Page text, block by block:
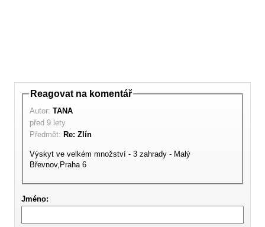
Reagovat na komentář
Autor: TANA
před 9 lety
Předmět: Re: Zlín
Výskyt ve velkém množství - 3 zahrady - Malý
Břevnov,Praha 6
Jméno: